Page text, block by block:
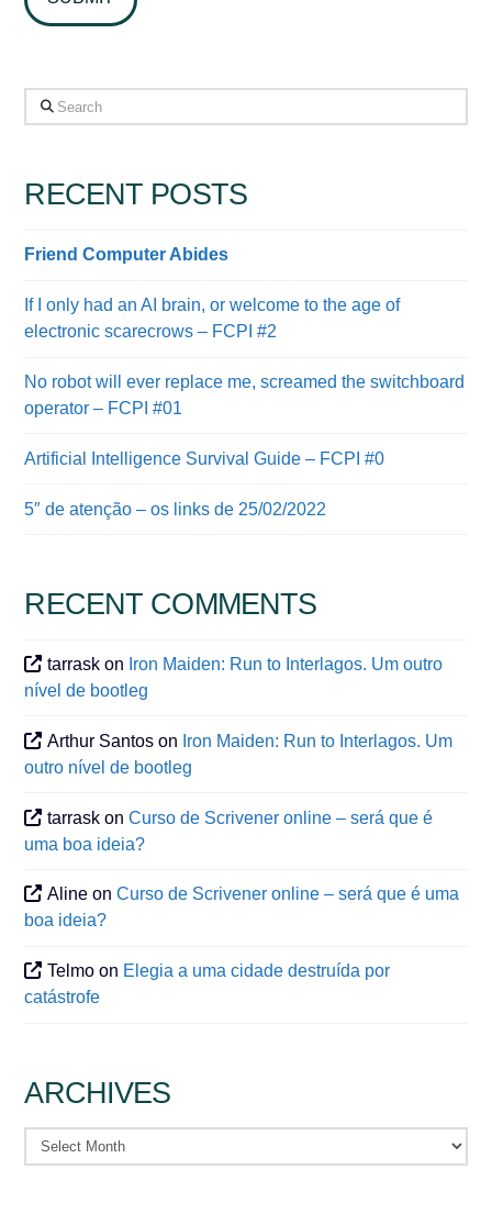
Search
RECENT POSTS
Friend Computer Abides
If I only had an AI brain, or welcome to the age of
electronic scarecrows – FCPI #2
No robot will ever replace me, screamed the switchboard
operator – FCPI #01
Artificial Intelligence Survival Guide – FCPI #0
5″ de atenção – os links de 25/02/2022
RECENT COMMENTS
tarrask on Iron Maiden: Run to Interlagos. Um outro
nível de bootleg
Arthur Santos on Iron Maiden: Run to Interlagos. Um
outro nível de bootleg
tarrask onCurso de Scrivener online – será que é
uma boa ideia?
Aline onCurso de Scrivener online – será que é uma
boa ideia?
Telmo on Elegia a uma cidade destruída por
catástrofe
ARCHIVES
Archives